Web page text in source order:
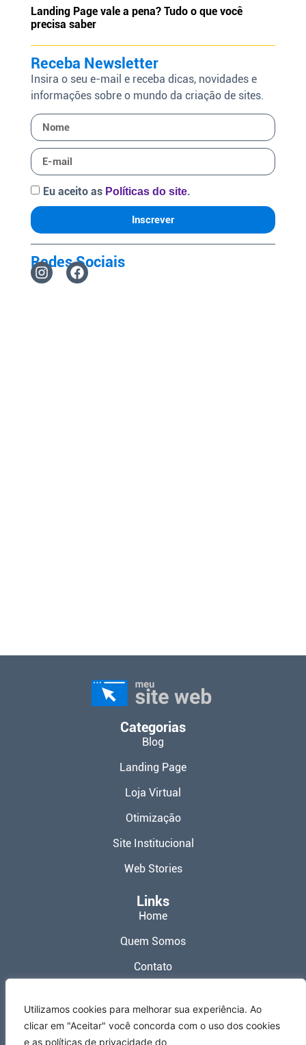
Utilizamos cookies para melhorar sua experiência. Ao
clicar em "Aceitar" você concorda com o uso dos cookies
e as políticas de privacidade do
Landing Page vale a pena? Tudo o que você
precisa saber
Receba Newsletter
Insira o seu e-mail e receba dicas, novidades e
informações sobre o mundo da criação de sites.
Eu aceito as Políticas do site.
Inscrever
Redes Sociais
Categorias
Blog
Landing Page
Loja Virtual
Otimização
Site Institucional
Web Stories
Links
Home
Quem Somos
Contato
Termos de Uso